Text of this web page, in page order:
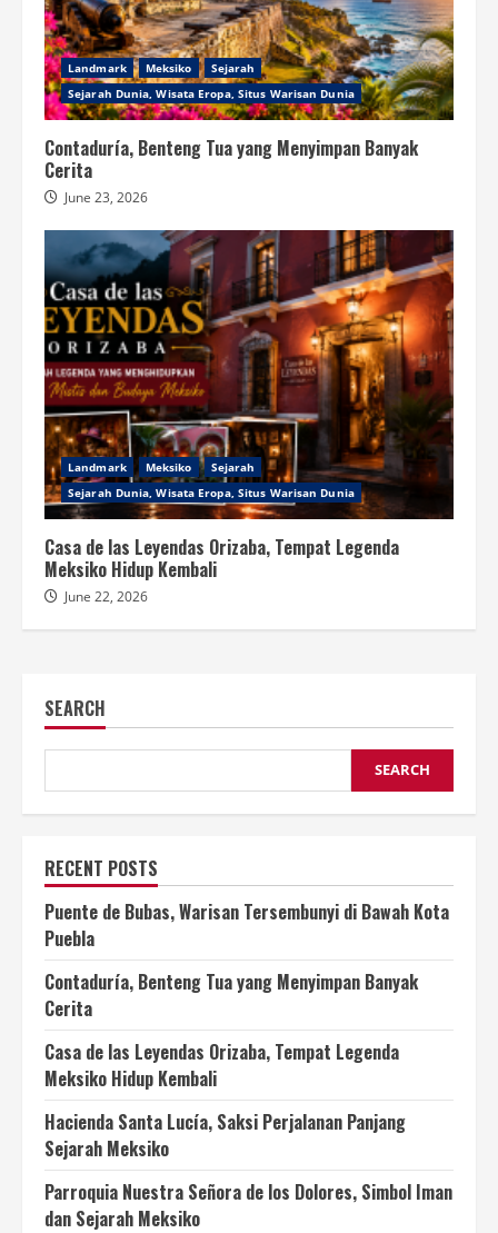
Landmark Meksiko
Sejarah
Sejarah Dunia, Wisata Eropa, Situs Warisan Dunia
Contaduría, Benteng Tua yang Menyimpan Banyak
Cerita
June 23, 2026
Landmark Meksiko
Sejarah
Sejarah Dunia, Wisata Eropa, Situs Warisan Dunia
Casa de las Leyendas Orizaba, Tempat Legenda
Meksiko Hidup Kembali
June 22, 2026
SEARCH
SEARCH
RECENT POSTS
Puente de Bubas, Warisan Tersembunyi di Bawah Kota
Puebla
Contaduría, Benteng Tua yang Menyimpan Banyak
Cerita
Casa de las Leyendas Orizaba, Tempat Legenda
Meksiko Hidup Kembali
Hacienda Santa Lucía, Saksi Perjalanan Panjang
Sejarah Meksiko
Parroquia Nuestra Señora de los Dolores, Simbol Iman
dan Sejarah Meksiko